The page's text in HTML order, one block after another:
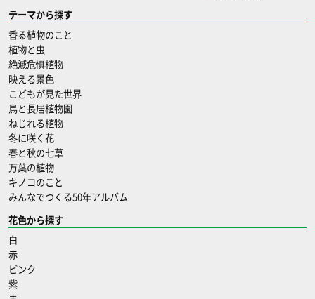
テーマから探す
香る植物のこと
植物と虫
絶滅危惧植物
映える景色
こどもが見た世界
鳥と長居植物園
ねじれる植物
冬に咲く花
春と秋の七草
万葉の植物
キノコのこと
みんなでつくる50年アルバム
花色から探す
白
赤
ピンク
紫